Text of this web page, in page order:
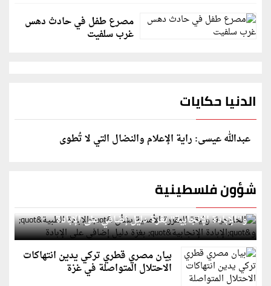
مصرع طفل في حادث دهس
غرب سلفيت
الدنيا حكايات
عبدالله عيسى: راية الإعلام والنضال التي لا تُطوى
شؤون فلسطينية
الخارجية: وثيقة المقررة الأممية بشأن "الإبادة الطبية"
و"الإبادة الإنجابية" بغزة دليل إضافي على الإبادة
بيان مصري قطري تركي يدين انتهاكات
الاحتلال المتواصلة في غزة